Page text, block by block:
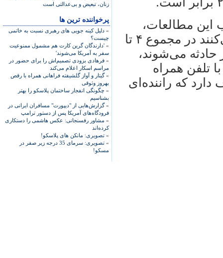
زنان، تبعیض و بی‌عدالتی است
پرخواننده ترین ها
» دلیل کینه جویی های رهبری نسبت به خاتمی
چیست؟
» 'دارندگان گرین کارت هم مشمول ممنوعیت
سفر به آمریکا می‌شوند'
» فرهادی بزودی تصمیم‌اش را برای حضور در
مراسم اسکار اعلام می‌کند
»گیتار و آواز گلشیفته فراهانی همراه با رقص
بهروز وثوقی
» چگونگی انفجار ساختمان پلاسکو را بهتر
بشناسیم
»گزارش‌هایی از "دیپورت" مسافران ایرانی در
فرودگاه‌های آمریکا پس از دستور ترامپ
» مشاور رفسنجانی: عکس هاشمی را دستکاری
کرده‌اند
» تصویری: مانکن های پلاسکو!
»
تصویری: سرمای 35 درجه زیر صفر در
مسکو!
این مطالعات،
رانندگانی که از تلفن همراه استفاده می‌کنند در مجموع ۴ تا
حادثه می‌شوند،
تلفن همراه
که راننده‌ای